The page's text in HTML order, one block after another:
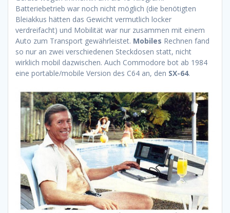
Batteriebetrieb war noch nicht möglich (die benötigten
Bleiakkus hätten das Gewicht vermutlich locker
verdreifacht) und Mobilität war nur zusammen mit einem
Auto zum Transport gewährleistet. Mobiles Rechnen fand
so nur an zwei verschiedenen Steckdosen statt, nicht
wirklich mobil dazwischen. Auch Commodore bot ab 1984
eine portable/mobile Version des C64 an, den SX-64.